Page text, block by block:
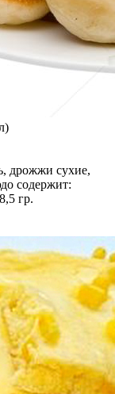
дрожжи сухие,
содержит:
гр.